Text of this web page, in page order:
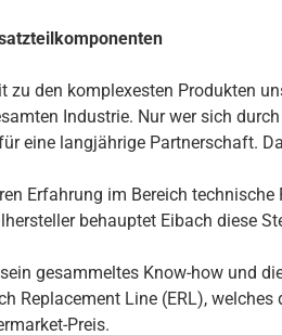
zu den komplexesten Produkten
Industrie. Nur wer sich
eine langjährige Partnerschaft.
Erfahrung im Bereich
behauptet Eibach diese
gesammeltes Know-how und
Replacement Line (ERL),
Preis.